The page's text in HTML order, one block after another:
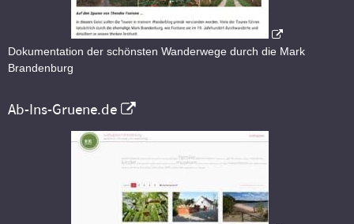
Dokumentation der schönsten Wanderwege durch die Mark
Brandenburg
Ab-Ins-Gruene.de